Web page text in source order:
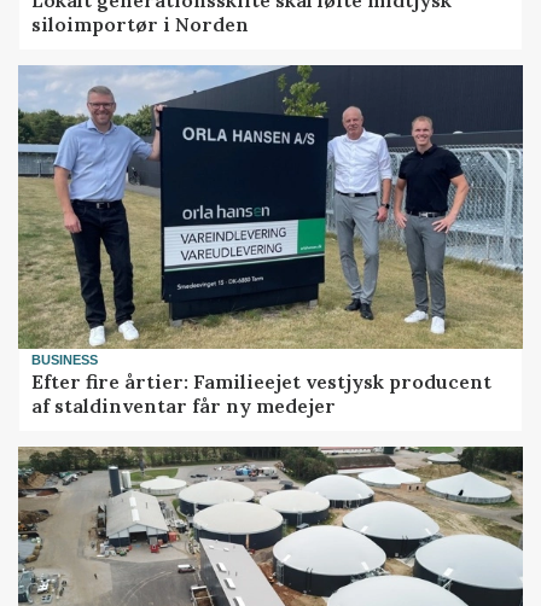
siloimportør i Norden
BUSINESS
Efter fire årtier: Familieejet vestjysk producent
af staldinventar får ny medejer